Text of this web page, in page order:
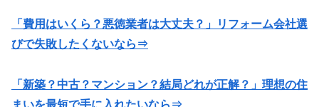
「費用はいくら？悪徳業者は大丈夫？」リフォーム会社選
びで失敗したくないなら⇒
「新築？中古？マンション？結局どれが正解？」理想の住
まいを最短で手に入れたいなら⇒